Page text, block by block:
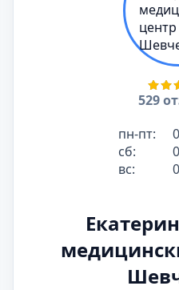
529
пн-пт:
сб:
вс: